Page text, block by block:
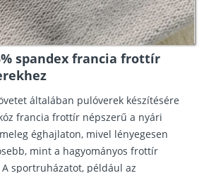
spandex francia frottír
általában pulóverek készítésére
francia frottír népszerű a nyári
éghajlaton, mivel lényegesen
mint a hagyományos frottír
sportruházatot, például az